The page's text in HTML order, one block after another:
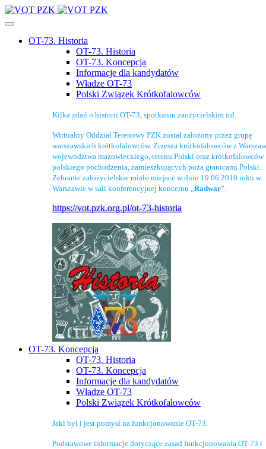
OT-73. Historia
OT-73. Historia
OT-73. Koncepcja
Informacje dla kandydatów
Władze OT-73
Polski Związek Krótkofalowców
Kilka zdań o historii OT-73, spotkaniu zaożycielskim itd.
Wirtualny Oddział Terenowy PZK został założony przez grupę
warszawskich krótkofalowców. Zrzesza krótkofalowców z
województwa mazowieckiego, terenu Polski oraz krótkofalowców
polskiego pochodzenia, zamieszkujących poza granicami Polski.
Zebranie założycielskie miało miejsce w dniu 19.06.2010 roku w
Warszawie w sali konferencyjnej koncernu „Radwar”.
https://vot.pzk.org.pl/ot-73-historia
OT-73. Koncepcja
OT-73. Historia
OT-73. Koncepcja
Informacje dla kandydatów
Władze OT-73
Polski Związek Krótkofalowców
Jaki był i jest pomysł na funkcjonowanie OT-73.
Podstawowe informacje dotyczące zasad funkcjonowania OT-73 i